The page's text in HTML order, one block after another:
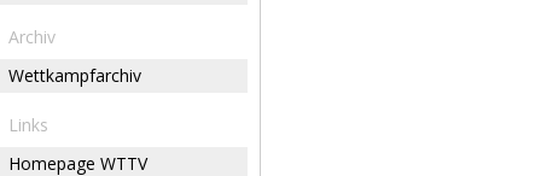
Archiv
Wettkampfarchiv
Links
Homepage WTTV